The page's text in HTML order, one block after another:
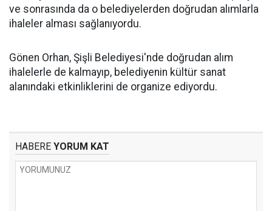
ve sonrasında da o belediyelerden doğrudan alımlarla
ihaleler alması sağlanıyordu.
Gönen Orhan, Şişli Belediyesi'nde doğrudan alım
ihalelerle de kalmayıp, belediyenin kültür sanat
alanındaki etkinliklerini de organize ediyordu.
HABERE YORUM KAT